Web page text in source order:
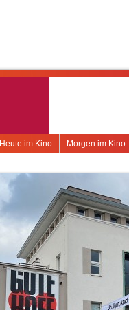
Morgen im Kino
Heute im Kino